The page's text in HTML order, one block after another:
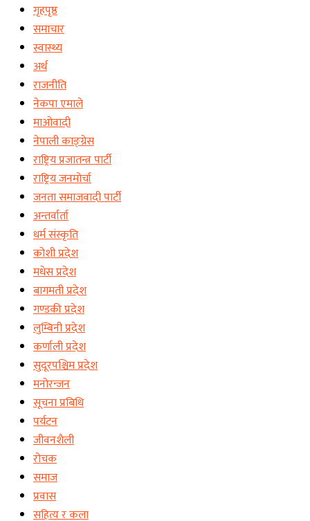
गृहपृष्ठ
समाचार
स्वास्थ्य
अर्थ
राजनीति
नेकपा एमाले
माओवादी
नेपाली काङ्ग्रेस
राष्ट्रिय प्रजातन्त्र पार्टी
राष्ट्रिय जनमोर्चा
जनता समाजवादी पार्टी
अन्तर्वार्ता
धर्म संस्कृति
कोशी प्रदेश
मधेस प्रदेश
बागमती प्रदेश
गण्डकी प्रदेश
लुम्बिनी प्रदेश
कर्णाली प्रदेश
सुदूरपश्चिम प्रदेश
मनोरन्जन
सूचना प्रबिधि
पर्यटन
जीवनशैली
रोचक
समाज
प्रवास
सहित्य र कला